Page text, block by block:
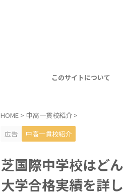
このサイトについて
HOME > 中高一貫校紹介 >
広告
中高一貫校紹介
芝国際中学校はど
大学合格実績を詳